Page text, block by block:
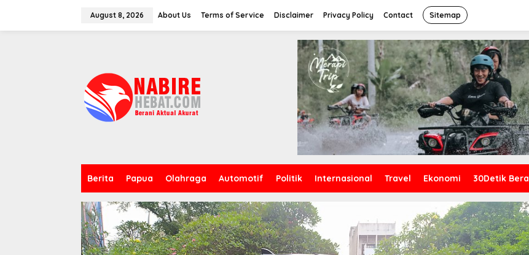
August 8, 2026 About Us Terms of Service Disclaimer Privacy Policy Contact Sitemap
Berita Papua Olahraga Automotif Politik Internasional Travel Ekonomi 30Detik